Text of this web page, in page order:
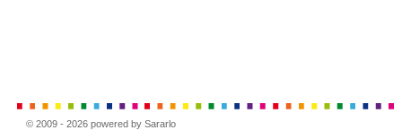
© 2009 - 2026 powered by Sararlo